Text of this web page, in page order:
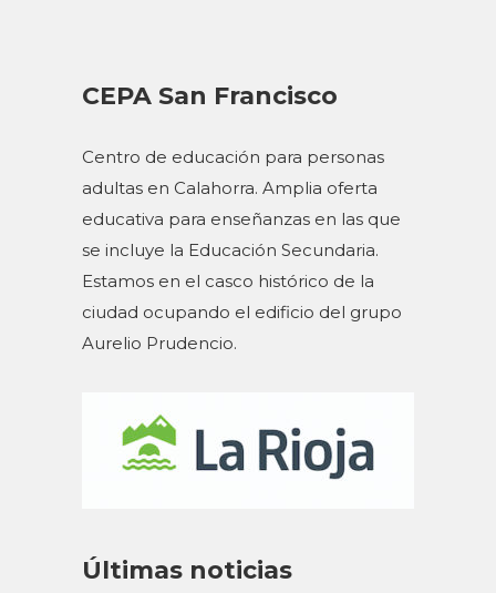
CEPA San Francisco
Centro de educación para personas
adultas en Calahorra. Amplia oferta
educativa para enseñanzas en las que
se incluye la Educación Secundaria.
Estamos en el casco histórico de la
ciudad ocupando el edificio del grupo
Aurelio Prudencio.
Últimas noticias